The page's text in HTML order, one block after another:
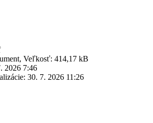
Veľkosť: 414,17 kB
2026 7:46
30. 7. 2026 11:26